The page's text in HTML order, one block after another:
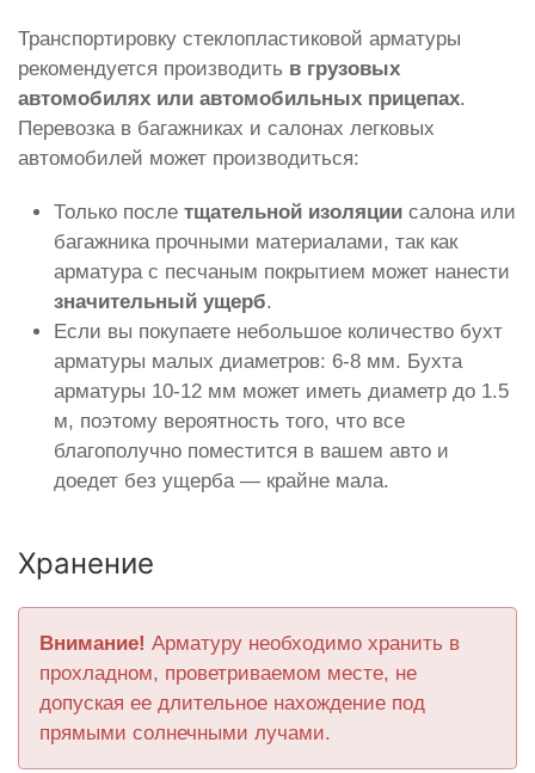
Транспортировку стеклопластиковой арматуры
рекомендуется производить в грузовых
автомобилях или автомобильных прицепах.
Перевозка в багажниках и салонах легковых
автомобилей может производиться:
Только после тщательной изоляции салона или
багажника прочными материалами, так как
арматура с песчаным покрытием может нанести
значительный ущерб.
Если вы покупаете небольшое количество бухт
арматуры малых диаметров: 6-8 мм. Бухта
арматуры 10-12 мм может иметь диаметр до 1.5
м, поэтому вероятность того, что все
благополучно поместится в вашем авто и
доедет без ущерба — крайне мала.
Хранение
Внимание! Арматуру необходимо хранить в
прохладном, проветриваемом месте, не
допуская ее длительное нахождение под
прямыми солнечными лучами.